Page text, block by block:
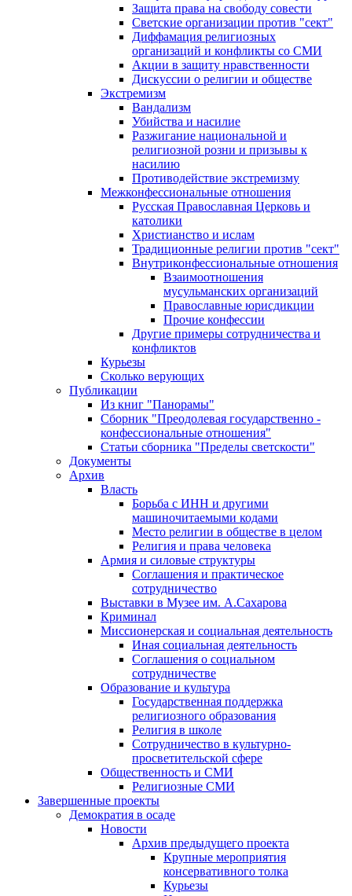
Защита права на свободу совести
Светские организации против "сект"
Диффамация религиозных
организаций и конфликты со СМИ
Акции в защиту нравственности
Дискуссии о религии и обществе
Экстремизм
Вандализм
Убийства и насилие
Разжигание национальной и
религиозной розни и призывы к
насилию
Противодействие экстремизму
Межконфессиональные отношения
Русская Православная Церковь и
католики
Христианство и ислам
Традиционные религии против "сект"
Внутриконфессиональные отношения
Взаимоотношения
мусульманских организаций
Православные юрисдикции
Прочие конфессии
Другие примеры сотрудничества и
конфликтов
Курьезы
Сколько верующих
Публикации
Из книг "Панорамы"
Сборник "Преодолевая государственно -
конфессиональные отношения"
Статьи сборника "Пределы светскости"
Документы
Архив
Власть
Борьба с ИНН и другими
машиночитаемыми кодами
Место религии в обществе в целом
Религия и права человека
Армия и силовые структуры
Соглашения и практическое
сотрудничество
Выставки в Музее им. А.Сахарова
Криминал
Миссионерская и социальная деятельность
Иная социальная деятельность
Соглашения о социальном
сотрудничестве
Образование и культура
Государственная поддержка
религиозного образования
Религия в школе
Сотрудничество в культурно-
просветительской сфере
Общественность и СМИ
Религиозные СМИ
Завершенные проекты
Демократия в осаде
Новости
Архив предыдущего проекта
Крупные мероприятия
консервативного толка
Курьезы